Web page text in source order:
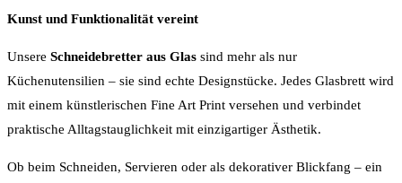
Kunst und Funktionalität vereint
Unsere Schneidebretter aus Glas sind mehr als nur
Küchenutensilien – sie sind echte Designstücke. Jedes Glasbrett wird
mit einem künstlerischen Fine Art Print versehen und verbindet
praktische Alltagstauglichkeit mit einzigartiger Ästhetik.
Ob beim Schneiden, Servieren oder als dekorativer Blickfang – ein